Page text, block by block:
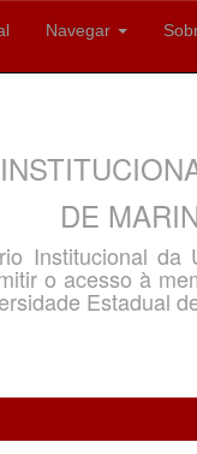
Navegar
DE
Institucional da
o acesso à
Estadual